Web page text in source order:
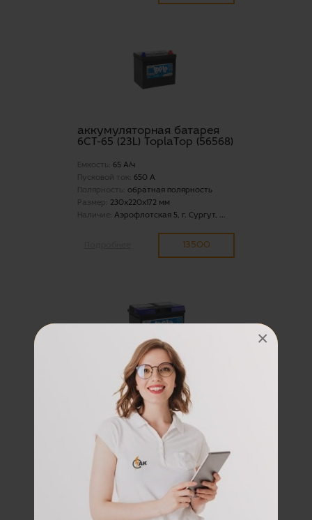
×
аккумуляторная батарея
6СТ-65 (23L) ToplaTop (56568)
Емкость: 65 А/ч
Пусковой ток: 650 А
Полярность: обратная полярность
Размер: 230x220x172 мм
Наличие: Аэрофлотская 5, г. Сургут, ...
13500
акуумуляторная батарея
6СТ-75 низкая ToplaTop
(57510) о.п.
75 А/ч
Пусковой ток:
Полярность:
обратная полярность
278x175x175 мм
14600